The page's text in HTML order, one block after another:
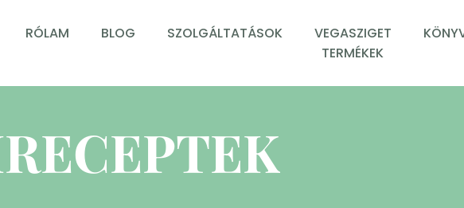
RÓLAM BLOG SZOLGÁLTATÁSOK
VEGASZIGET
TERMÉKEK